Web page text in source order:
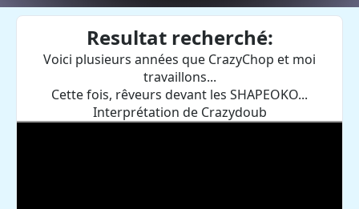
Resultat recherché:
Voici plusieurs années que CrazyChop et moi
travaillons...
Cette fois, rêveurs devant les SHAPEOKO...
Interprétation de Crazydoub